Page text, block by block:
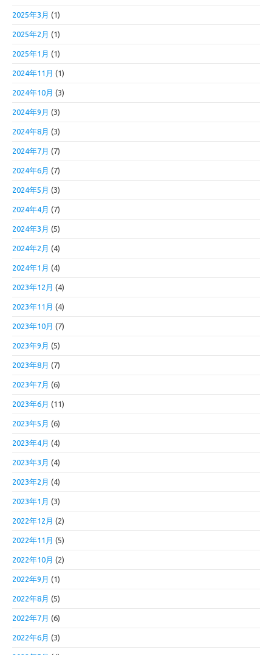
2025年3月 (1)
2025年2月 (1)
2025年1月 (1)
2024年11月 (1)
2024年10月 (3)
2024年9月 (3)
2024年8月 (3)
2024年7月 (7)
2024年6月 (7)
2024年5月 (3)
2024年4月 (7)
2024年3月 (5)
2024年2月 (4)
2024年1月 (4)
2023年12月 (4)
2023年11月 (4)
2023年10月 (7)
2023年9月 (5)
2023年8月 (7)
2023年7月 (6)
2023年6月 (11)
2023年5月 (6)
2023年4月 (4)
2023年3月 (4)
2023年2月 (4)
2023年1月 (3)
2022年12月 (2)
2022年11月 (5)
2022年10月 (2)
2022年9月 (1)
2022年8月 (5)
2022年7月 (6)
2022年6月 (3)